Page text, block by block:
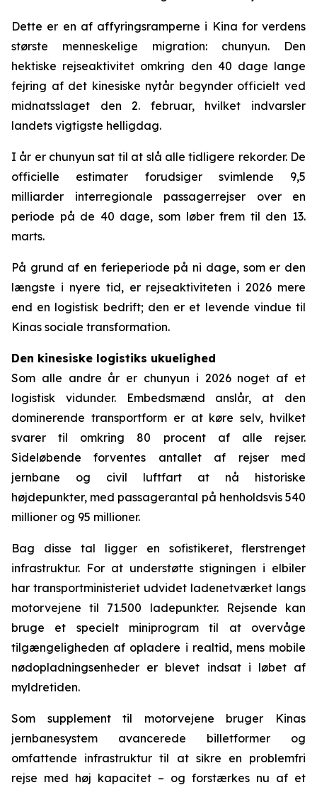
Dette er en af affyringsramperne i Kina for verdens
største menneskelige migration: chunyun. Den
hektiske rejseaktivitet omkring den 40 dage lange
fejring af det kinesiske nytår begynder officielt ved
midnatsslaget den 2. februar, hvilket indvarsler
landets vigtigste helligdag.
I år er chunyun sat til at slå alle tidligere rekorder. De
officielle estimater forudsiger svimlende 9,5
milliarder interregionale passagerrejser over en
periode på de 40 dage, som løber frem til den 13.
marts.
På grund af en ferieperiode på ni dage, som er den
længste i nyere tid, er rejseaktiviteten i 2026 mere
end en logistisk bedrift; den er et levende vindue til
Kinas sociale transformation.
Den kinesiske logistiks ukuelighed
Som alle andre år er chunyun i 2026 noget af et
logistisk vidunder. Embedsmænd anslår, at den
dominerende transportform er at køre selv, hvilket
svarer til omkring 80 procent af alle rejser.
Sideløbende forventes antallet af rejser med
jernbane og civil luftfart at nå historiske
højdepunkter, med passagerantal på henholdsvis 540
millioner og 95 millioner.
Bag disse tal ligger en sofistikeret, flerstrenget
infrastruktur. For at understøtte stigningen i elbiler
har transportministeriet udvidet ladenetværket langs
motorvejene til 71.500 ladepunkter. Rejsende kan
bruge et specielt miniprogram til at overvåge
tilgængeligheden af opladere i realtid, mens mobile
nødopladningsenheder er blevet indsat i løbet af
myldretiden.
Som supplement til motorvejene bruger Kinas
jernbanesystem avancerede billetformer og
omfattende infrastruktur til at sikre en problemfri
rejse med høj kapacitet – og forstærkes nu af et